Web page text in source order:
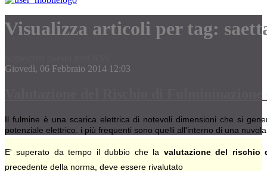
Visualizza articoli per tag:
Giovedì, 06 Febbraio 2014 12:03
Il fulmine è una scarica elettrica di notevoli dimensioni che si
potenziale elettrico. i più frequenti sono quelli all'interno di una
E' superato da tempo il dubbio che la valutazione del rischio
precedente della norma, deve essere rivalutato